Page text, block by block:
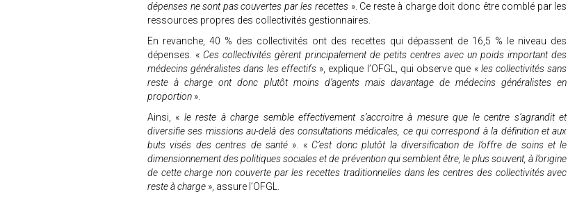
dépenses ne sont pas couvertes par les recettes ». Ce reste à charge doit donc être comblé par les
ressources propres des collectivités gestionnaires.
En revanche, 40 % des collectivités ont des recettes qui dépassent de 16,5 % le niveau des
dépenses. « Ces collectivités gèrent principalement de petits centres avec un poids important des
médecins généralistes dans les effectifs », explique l’OFGL, qui observe que «les collectivités sans
reste à charge ont donc plutôt moins d’agents mais davantage de médecins généralistes en
proportion ».
Ainsi, « le reste à charge semble effectivement s’accroitre à mesure que le centre s’agrandit et
diversifie ses missions au-delà des consultations médicales, ce qui correspond à la définition et aux
buts visés des centres de santé ». « C’est donc plutôt la diversification de l’offre de soins et le
dimensionnement des politiques sociales et de prévention qui semblent être, le plus souvent, à l’origine
de cette charge non couverte par les recettes traditionnelles dans les centres des collectivités avec
reste à charge », assure l’OFGL.